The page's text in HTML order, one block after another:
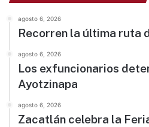
agosto 6, 2026
Recorren la última ruta
agosto 6, 2026
Los exfuncionarios
Ayotzinapa
agosto 6, 2026
Zacatlán celebra la